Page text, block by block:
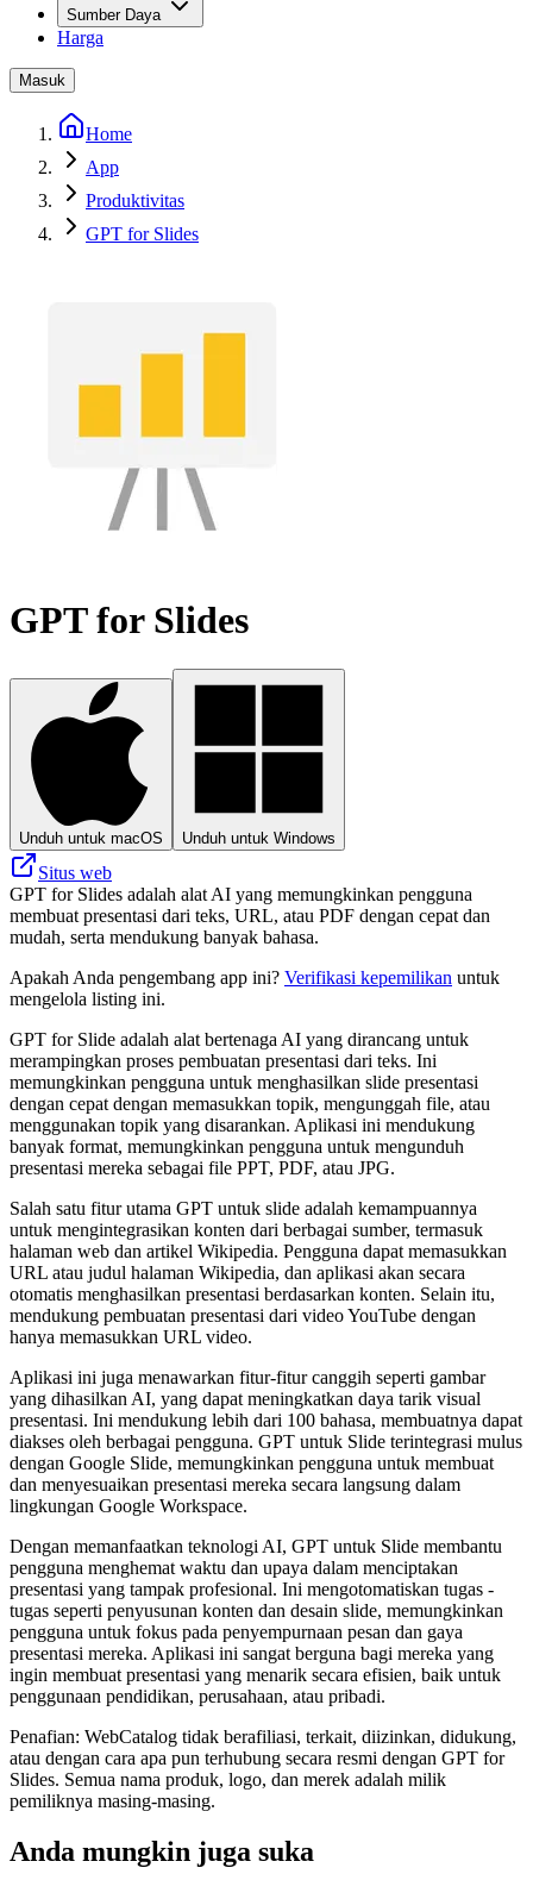
Sumber Daya
Harga
Masuk
Home
App
Produktivitas
GPT for Slides
GPT for Slides
Unduh untuk macOS Unduh untuk Windows
Situs web
GPT for Slides adalah alat AI yang memungkinkan pengguna
membuat presentasi dari teks, URL, atau PDF dengan cepat dan
mudah, serta mendukung banyak bahasa.
Apakah Anda pengembang app ini? Verifikasi kepemilikan untuk
mengelola listing ini.
GPT for Slide adalah alat bertenaga AI yang dirancang untuk
merampingkan proses pembuatan presentasi dari teks. Ini
memungkinkan pengguna untuk menghasilkan slide presentasi
dengan cepat dengan memasukkan topik, mengunggah file, atau
menggunakan topik yang disarankan. Aplikasi ini mendukung
banyak format, memungkinkan pengguna untuk mengunduh
presentasi mereka sebagai file PPT, PDF, atau JPG.
Salah satu fitur utama GPT untuk slide adalah kemampuannya
untuk mengintegrasikan konten dari berbagai sumber, termasuk
halaman web dan artikel Wikipedia. Pengguna dapat memasukkan
URL atau judul halaman Wikipedia, dan aplikasi akan secara
otomatis menghasilkan presentasi berdasarkan konten. Selain itu,
mendukung pembuatan presentasi dari video YouTube dengan
hanya memasukkan URL video.
Aplikasi ini juga menawarkan fitur-fitur canggih seperti gambar
yang dihasilkan AI, yang dapat meningkatkan daya tarik visual
presentasi. Ini mendukung lebih dari 100 bahasa, membuatnya dapat
diakses oleh berbagai pengguna. GPT untuk Slide terintegrasi mulus
dengan Google Slide, memungkinkan pengguna untuk membuat
dan menyesuaikan presentasi mereka secara langsung dalam
lingkungan Google Workspace.
Dengan memanfaatkan teknologi AI, GPT untuk Slide membantu
pengguna menghemat waktu dan upaya dalam menciptakan
presentasi yang tampak profesional. Ini mengotomatiskan tugas -
tugas seperti penyusunan konten dan desain slide, memungkinkan
pengguna untuk fokus pada penyempurnaan pesan dan gaya
presentasi mereka. Aplikasi ini sangat berguna bagi mereka yang
ingin membuat presentasi yang menarik secara efisien, baik untuk
penggunaan pendidikan, perusahaan, atau pribadi.
Penafian: WebCatalog tidak berafiliasi, terkait, diizinkan, didukung,
atau dengan cara apa pun terhubung secara resmi dengan GPT for
Slides. Semua nama produk, logo, dan merek adalah milik
pemiliknya masing-masing.
Anda mungkin juga suka